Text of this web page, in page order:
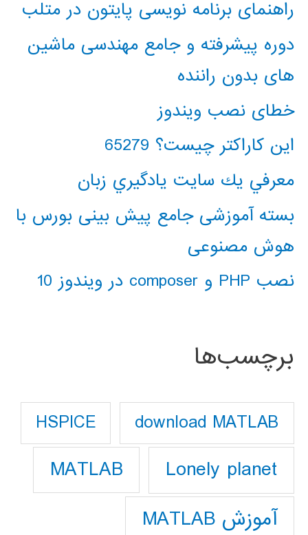
راهنمای برنامه نویسی پایتون در متلب
دوره پیشرفته و جامع مهندسی ماشین
های بدون راننده
خطای نصب ویندوز
این کاراکتر چیست؟ 65279
معرفي يك سايت يادگيري زبان
بسته آموزشی جامع پیش بینی بورس با
هوش مصنوعی
نصب PHP و composer در ویندوز 10
برچسب‌ها
download MATLAB
HSPICE
Lonely planet
MATLAB
آموزش MATLAB